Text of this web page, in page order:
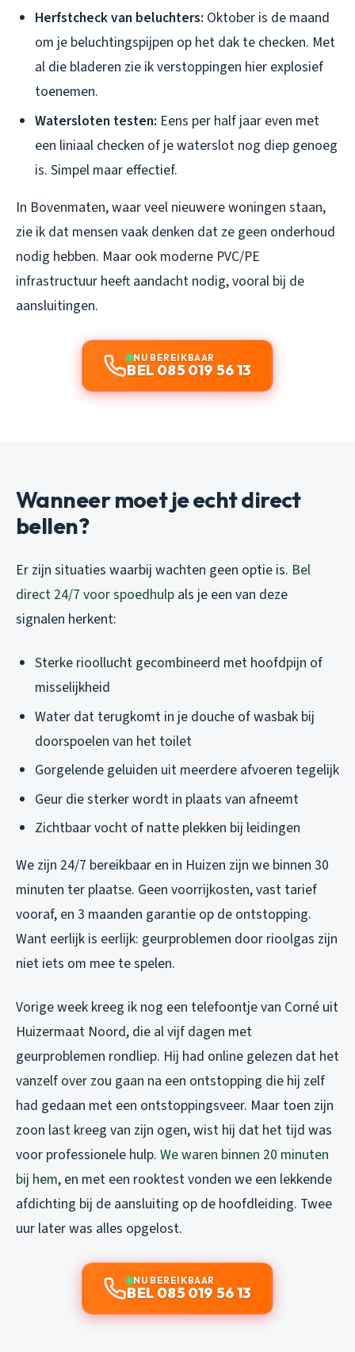
Herfstcheck van beluchters: Oktober is de maand
om je beluchtingspijpen op het dak te checken. Met
al die bladeren zie ik verstoppingen hier explosief
toenemen.
Watersloten testen: Eens per half jaar even met
een liniaal checken of je waterslot nog diep genoeg
is. Simpel maar effectief.
In Bovenmaten, waar veel nieuwere woningen staan,
zie ik dat mensen vaak denken dat ze geen onderhoud
nodig hebben. Maar ook moderne PVC/PE
infrastructuur heeft aandacht nodig, vooral bij de
aansluitingen.
NU BEREIKBAAR
BEL 085 019 56 13
Wanneer moet je echt direct
bellen?
Er zijn situaties waarbij wachten geen optie is. Bel
direct 24/7 voor spoedhulp als je een van deze
signalen herkent:
Sterke rioollucht gecombineerd met hoofdpijn of
misselijkheid
Water dat terugkomt in je douche of wasbak bij
doorspoelen van het toilet
Gorgelende geluiden uit meerdere afvoeren tegelijk
Geur die sterker wordt in plaats van afneemt
Zichtbaar vocht of natte plekken bij leidingen
We zijn 24/7 bereikbaar en in Huizen zijn we binnen 30
minuten ter plaatse. Geen voorrijkosten, vast tarief
vooraf, en 3 maanden garantie op de ontstopping.
Want eerlijk is eerlijk: geurproblemen door rioolgas zijn
niet iets om mee te spelen.
Vorige week kreeg ik nog een telefoontje van Corné uit
Huizermaat Noord, die al vijf dagen met
geurproblemen rondliep. Hij had online gelezen dat het
vanzelf over zou gaan na een ontstopping die hij zelf
had gedaan met een ontstoppingsveer. Maar toen zijn
zoon last kreeg van zijn ogen, wist hij dat het tijd was
voor professionele hulp. We waren binnen 20 minuten
bij hem, en met een rooktest vonden we een lekkende
afdichting bij de aansluiting op de hoofdleiding. Twee
uur later was alles opgelost.
NU BEREIKBAAR
BEL 085 019 56 13